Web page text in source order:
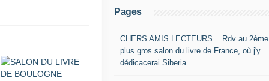
Pages
CHERS AMIS LECTEURS... Rdv au 2ème
plus gros salon du livre de France, où j'y
dédicacerai Siberia